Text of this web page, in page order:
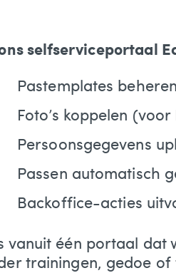
selfserviceportaal
Pastemplates
Foto’s koppelen
Persoonsgegevens
Passen automatisch
Backoffice-acties
vanuit één portaal dat
trainingen, gedoe of